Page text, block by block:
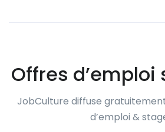
Offres
JobCulture diffuse
d’emploi &